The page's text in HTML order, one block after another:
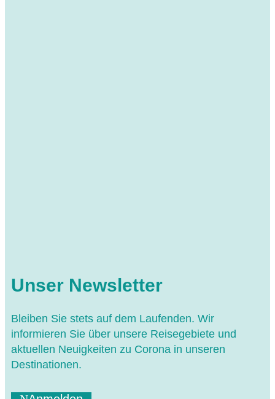
Unser Newsletter
Bleiben Sie stets auf dem Laufenden. Wir
informieren Sie über unsere Reisegebiete und
aktuellen Neuigkeiten zu Corona in unseren
Destinationen.